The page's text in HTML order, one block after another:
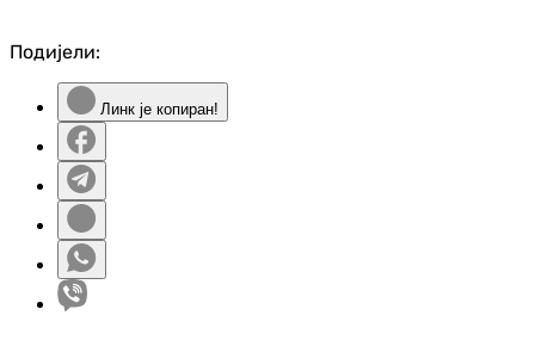
Подијели:
Линк је копиран!